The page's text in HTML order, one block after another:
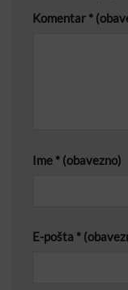
Komentar *
Ime * (obavezno)
E-pošta *